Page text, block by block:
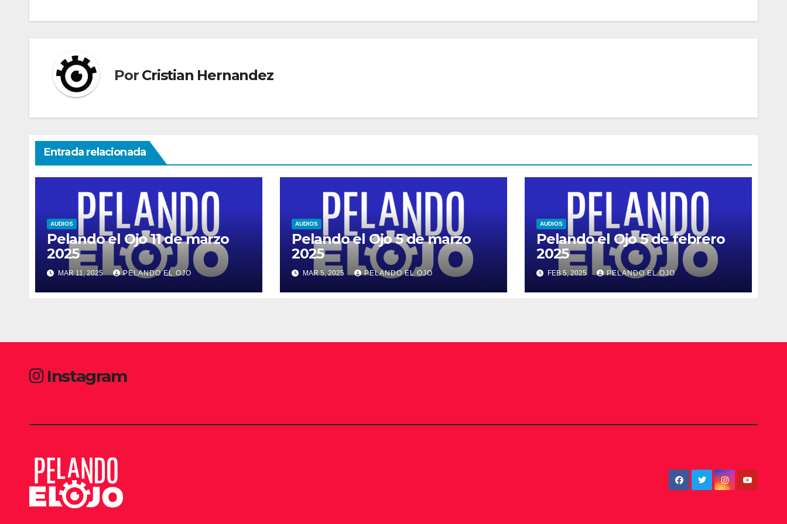
Por Cristian Hernandez
Entrada relacionada
AUDIOS
Pelando el Ojo 11 de marzo
2025
MAR 11, 2025 PELANDO EL OJO
AUDIOS
Pelando el Ojo 5 de marzo
2025
MAR 5, 2025 PELANDO EL OJO
AUDIOS
Pelando el Ojo 5 de febrero
2025
FEB 5, 2025 PELANDO EL OJO
Instagram